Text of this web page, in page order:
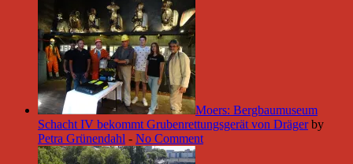
Moers: Bergbaumuseum
Schacht IV bekommt Grubenrettungsgerät von Dräger by
Petra Grünendahl - No Comment